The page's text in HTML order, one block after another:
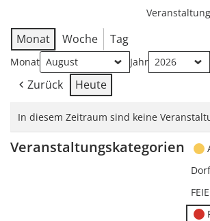
Monat Woche Tag
Monat Jahr
Zurück Heute
In diesem Zeitraum sind keine
Veranstaltungskategorien